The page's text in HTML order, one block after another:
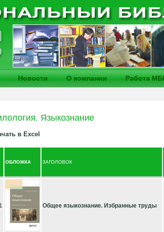
Новости О компании Работа
Языкознание
в Excel
ОБЛОЖКА ЗАГОЛОВОК
Общее языкознание. Избранные труды